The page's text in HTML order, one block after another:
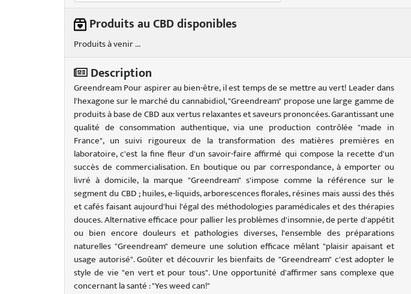
Produits au CBD disponibles
Produits à venir ...
Description
Greendream Pour aspirer au bien-être, il est temps de se mettre au vert! Leader dans
l'hexagone sur le marché du cannabidiol, "Greendream" propose une large gamme de
produits à base de CBD aux vertus relaxantes et saveurs prononcées. Garantissant une
qualité de consommation authentique, via une production contrôlée "made in
France", un suivi rigoureux de la transformation des matières premières en
laboratoire, c'est la fine fleur d'un savoir-faire affirmé qui compose la recette d'un
succès de commercialisation. En boutique ou par correspondance, à emporter ou
livré à domicile, la marque "Greendream" s'impose comme la référence sur le
segment du CBD ; huiles, e-liquids, arborescences florales, résines mais aussi des thés
et cafés faisant aujourd'hui l'égal des méthodologies paramédicales et des thérapies
douces. Alternative efficace pour pallier les problèmes d'insomnie, de perte d'appétit
ou bien encore douleurs et pathologies diverses, l'ensemble des préparations
naturelles "Greendream" demeure une solution efficace mêlant "plaisir apaisant et
usage autorisé". Goûter et découvrir les bienfaits de "Greendream" c'est adopter le
style de vie "en vert et pour tous". Une opportunité d'affirmer sans complexe que
concernant la santé : "Yes weed can!"